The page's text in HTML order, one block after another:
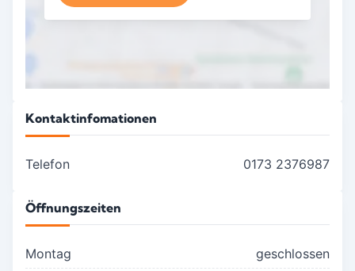
Kontaktinfomationen
Telefon 0173 2376987
Öffnungszeiten
Montag
geschlossen